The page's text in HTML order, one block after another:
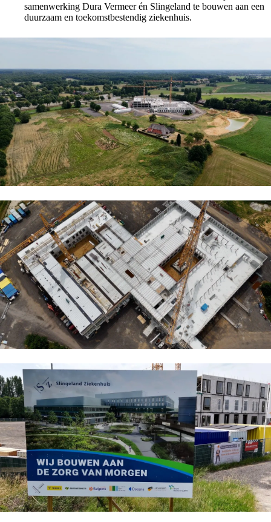
samenwerking Dura Vermeer én Slingeland te bouwen aan een
duurzaam en toekomstbestendig ziekenhuis.